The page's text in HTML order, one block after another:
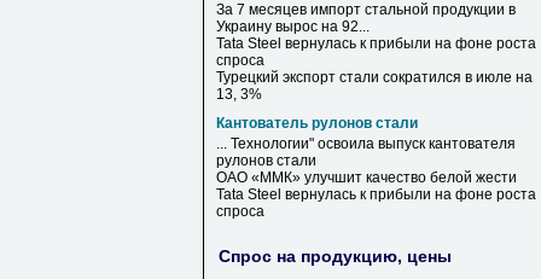
За 7 месяцев импорт стальной продукции в
Украину вырос на 92...
Tata Steel вернулась к прибыли на фоне роста
спроса
Турецкий экспорт стали сократился в июле на
13, 3%
Кантователь рулонов стали
... Технологии" освоила выпуск кантователя
рулонов стали
ОАО «ММК» улучшит качество белой жести
Tata Steel вернулась к прибыли на фоне роста
спроса
Спрос на продукцию, цены